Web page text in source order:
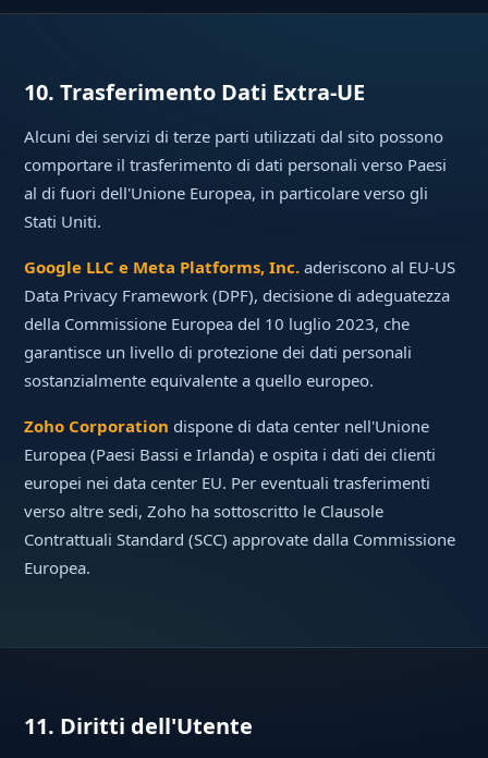
10. Trasferimento Dati Extra-UE
Alcuni dei servizi di terze parti utilizzati dal sito possono
comportare il trasferimento di dati personali verso Paesi
al di fuori dell'Unione Europea, in particolare verso gli
Stati Uniti.
Google LLC e Meta Platforms, Inc. aderiscono al EU-US
Data Privacy Framework (DPF), decisione di adeguatezza
della Commissione Europea del 10 luglio 2023, che
garantisce un livello di protezione dei dati personali
sostanzialmente equivalente a quello europeo.
Zoho Corporation dispone di data center nell'Unione
Europea (Paesi Bassi e Irlanda) e ospita i dati dei clienti
europei nei data center EU. Per eventuali trasferimenti
verso altre sedi, Zoho ha sottoscritto le Clausole
Contrattuali Standard (SCC) approvate dalla Commissione
Europea.
11. Diritti dell'Utente